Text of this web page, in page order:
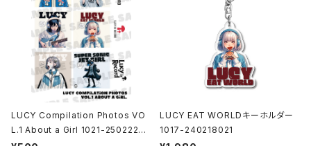
LUCY Compilation Photos VO
L.1 About a Girl 1021-25022200
LUCY EAT WORLDキーホルダー
1017-240218021